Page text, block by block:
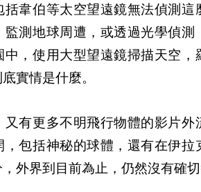
括韋伯等太空望遠鏡無法偵測這
監測地球周遭，或透過光學偵測
中，使用大型望遠鏡掃描天空，
實情是什麼。
又有更多不明飛行物體的影片外
，包括神秘的球體，還有在伊拉
外界到目前為止，仍然沒有確切